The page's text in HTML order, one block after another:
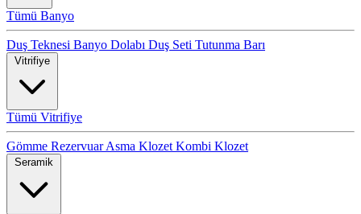
Tümü Banyo
Duş Teknesi Banyo Dolabı Duş Seti Tutunma Barı
Vitrifiye
Tümü Vitrifiye
Gömme RezervuarAsma Klozet Kombi Klozet
Seramik